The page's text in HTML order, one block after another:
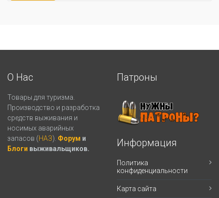
О Нас
Товары для туризма.
Производство и разработка
средств выживания и
носимых аварийных
запасов (НАЗ). Форум и
Блоги выживальщиков.
Патроны
Информация
Политика
конфиденциальности
Карта сайта